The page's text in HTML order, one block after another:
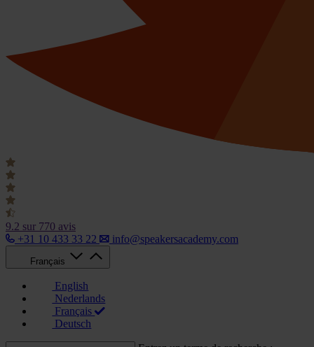
9.2 sur 770 avis
+31 10 433 33 22
info@speakersacademy.com
Français
English
Nederlands
Français
Deutsch